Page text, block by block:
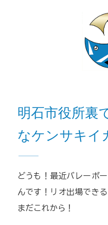
明石市役所裏
なケンサキイ
どうも！最近バレーボ
んです！リオ出場でき
まだこれから！